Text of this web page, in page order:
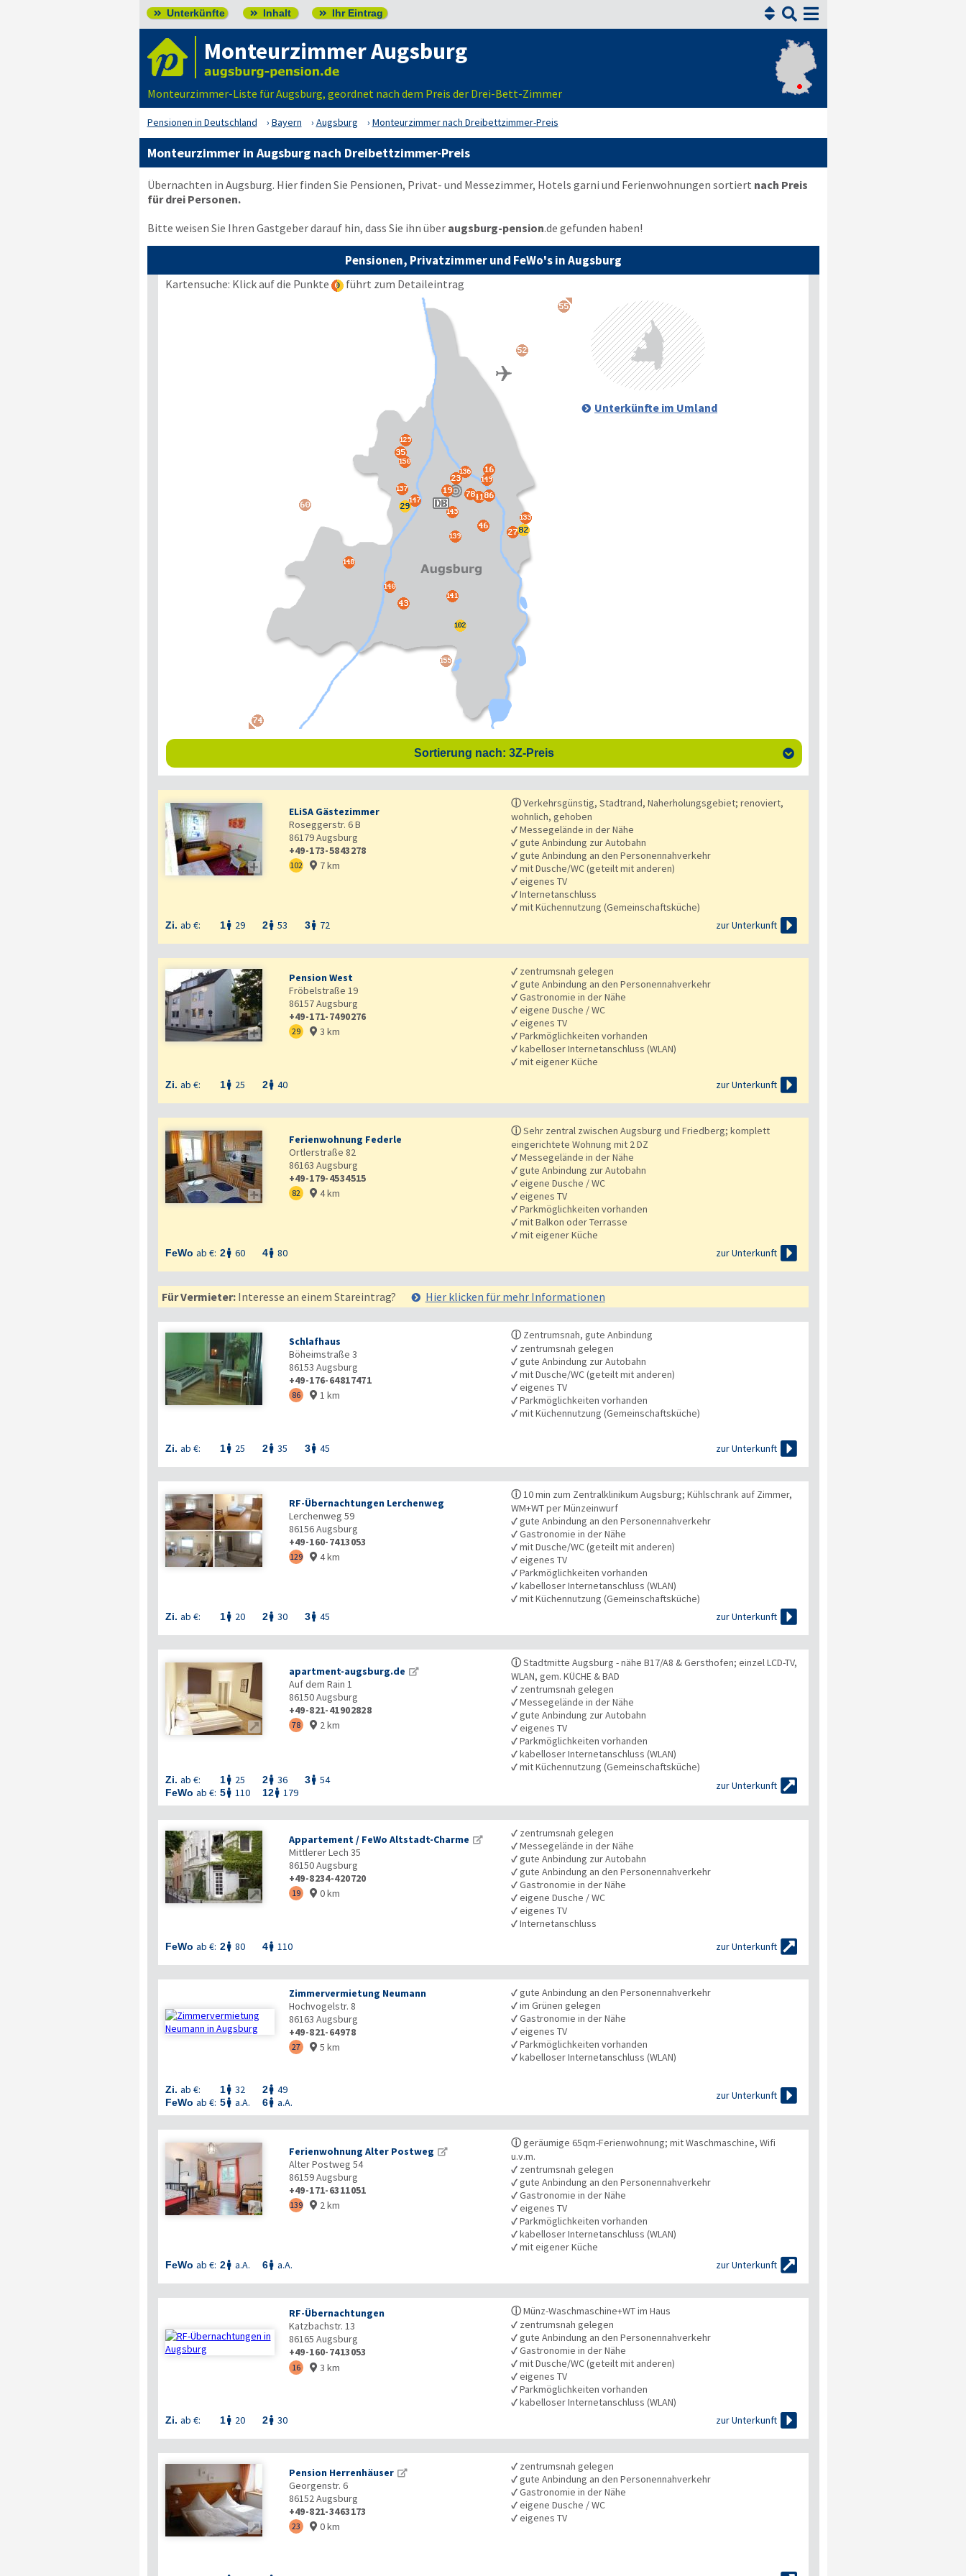
 Unterkünfte  Inhalt  Ihr Eintrag 

Monteurzimmer Augsburg
Monteurzimmer-Liste für Augsburg, geordnet nach dem Preis der Drei-Bett-Zimmer
Pensionen in Deutschland Bayern Augsburg Monteurzimmer nach Dreibettzimmer-Preis
Monteurzimmer in Augsburg nach Dreibettzimmer-Preis
Übernachten in Augsburg. Hier finden Sie Pensionen, Privat- und Messezimmer, Hotels garni und Ferienwohnungen sortiert nach Preis
für drei Personen.
Bitte weisen Sie Ihren Gastgeber darauf hin, dass Sie ihn über augsburg-pension.de gefunden haben!
Pensionen, Privatzimmer und FeWo's in Augsburg
Kartensuche: Klick auf die Punkte führt zum Detaileintrag
Unterkünfte im Umland
Sortierung nach: 3Z-Preis 

ELiSA Gästezimmer
Roseggerstr. 6 B
86179Augsburg
+49-173-5843278
102  7 km
Zi. ab €: 1 29 2 53 3 72
ⓘVerkehrsgünstig, Stadtrand, Naherholungsgebiet; renoviert,
wohnlich, gehoben
✓Messegelände in der Nähe
✓gute Anbindung zur Autobahn
✓gute Anbindung an den Personennahverkehr
✓mit Dusche/WC (geteilt mit anderen)
✓eigenes TV
✓Internetanschluss
✓mit Küchennutzung (Gemeinschaftsküche)
zur Unterkunft 

Pension West
Fröbelstraße 19
86157Augsburg
+49-171-7490276
29  3 km
Zi. ab €: 1 25 2 40
✓ zentrumsnah gelegen
✓gute Anbindung an den Personennahverkehr
✓Gastronomie in der Nähe
✓eigene Dusche / WC
✓eigenes TV
✓Parkmöglichkeiten vorhanden
✓kabelloser Internetanschluss (WLAN)
✓mit eigener Küche
zur Unterkunft 

Ferienwohnung Federle
Ortlerstraße 82
86163 Augsburg
+49-179-4534515
82  4 km
FeWo ab €: 2 60 4 80
ⓘSehr zentral zwischen Augsburg und Friedberg; komplett
eingerichtete Wohnung mit 2 DZ
✓Messegelände in der Nähe
✓gute Anbindung zur Autobahn
✓eigene Dusche / WC
✓eigenes TV
✓Parkmöglichkeiten vorhanden
✓mit Balkon oder Terrasse
✓mit eigener Küche
zur Unterkunft 
Für Vermieter:Interesse an einem Stareintrag? Hier klicken für mehr Informationen
Schlafhaus
Böheimstraße 3
86153 Augsburg
+49-176-64817471
86  1 km
Zi. ab €: 1 25 2 35 3 45
ⓘ Zentrumsnah, gute Anbindung
✓ zentrumsnah gelegen
✓gute Anbindung zur Autobahn
✓mit Dusche/WC (geteilt mit anderen)
✓eigenes TV
✓Parkmöglichkeiten vorhanden
✓mit Küchennutzung (Gemeinschaftsküche)
zur Unterkunft 
RF-Übernachtungen Lerchenweg
Lerchenweg 59
86156Augsburg
+49-160-7413053
129  4 km
Zi. ab €: 1 20 2 30 3 45
ⓘ10 min zum Zentralklinikum Augsburg; Kühlschrank auf Zimmer,
WM+WT per Münzeinwurf
✓gute Anbindung an den Personennahverkehr
✓Gastronomie in der Nähe
✓mit Dusche/WC (geteilt mit anderen)
✓eigenes TV
✓Parkmöglichkeiten vorhanden
✓kabelloser Internetanschluss (WLAN)
✓mit Küchennutzung (Gemeinschaftsküche)
zur Unterkunft 

apartment-augsburg.de
Auf dem Rain 1
86150Augsburg
+49-821-41902828
78  2 km
Zi. ab €: 1 25 2 36 3 54
FeWo ab €: 5 110 12 179
ⓘStadtmitte Augsburg - nähe B17/A8 & Gersthofen; einzel LCD-TV,
WLAN, gem. KÜCHE & BAD
✓ zentrumsnah gelegen
✓Messegelände in der Nähe
✓gute Anbindung zur Autobahn
✓eigenes TV
✓Parkmöglichkeiten vorhanden
✓kabelloser Internetanschluss (WLAN)
✓mit Küchennutzung (Gemeinschaftsküche)
zur Unterkunft 

Appartement / FeWo Altstadt-Charme
Mittlerer Lech 35
86150Augsburg
+49-8234-420720
19  0 km
FeWo ab €: 2 80 4 110
✓ zentrumsnah gelegen
✓Messegelände in der Nähe
✓gute Anbindung zur Autobahn
✓gute Anbindung an den Personennahverkehr
✓Gastronomie in der Nähe
✓eigene Dusche / WC
✓eigenes TV
✓Internetanschluss
zur Unterkunft 
Zimmervermietung Neumann
Hochvogelstr. 8
86163 Augsburg
+49-821-64978
27  5 km
Zi. ab €: 1 32 2 49
FeWo ab €: 5 a.A. 6 a.A.
✓gute Anbindung an den Personennahverkehr
✓im Grünen gelegen
✓Gastronomie in der Nähe
✓eigenes TV
✓Parkmöglichkeiten vorhanden
✓kabelloser Internetanschluss (WLAN)
zur Unterkunft 

Ferienwohnung Alter Postweg
Alter Postweg 54
86159Augsburg
+49-171-6311051
139  2 km
FeWo ab €: 2 a.A. 6 a.A.
ⓘgeräumige 65qm-Ferienwohnung; mit Waschmaschine, Wifi
u.v.m.
✓ zentrumsnah gelegen
✓gute Anbindung an den Personennahverkehr
✓Gastronomie in der Nähe
✓eigenes TV
✓Parkmöglichkeiten vorhanden
✓kabelloser Internetanschluss (WLAN)
✓mit eigener Küche
zur Unterkunft 
RF-Übernachtungen
Katzbachstr. 13
86165 Augsburg
+49-160-7413053
16  3 km
Zi. ab €: 1 20 2 30
ⓘMünz-Waschmaschine+WT im Haus
✓ zentrumsnah gelegen
✓gute Anbindung an den Personennahverkehr
✓Gastronomie in der Nähe
✓mit Dusche/WC (geteilt mit anderen)
✓eigenes TV
✓Parkmöglichkeiten vorhanden
✓kabelloser Internetanschluss (WLAN)
zur Unterkunft 

Pension Herrenhäuser
Georgenstr. 6
86152Augsburg
+49-821-3463173
23  0 km
✓ zentrumsnah gelegen
✓gute Anbindung an den Personennahverkehr
✓Gastronomie in der Nähe
✓eigene Dusche / WC
✓eigenes TV